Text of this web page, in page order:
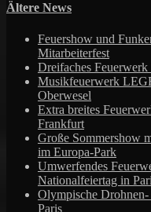
Ältere News
Feuershow und
Mitarbeiterfest
Dreifaches
Musikfeuerwerk
Oberwesel
Extra breites
Frankfurt
Große Sommershow
im Europa-Park
Umwerfendes
Nationalfeiertag in
Olympische
Paris